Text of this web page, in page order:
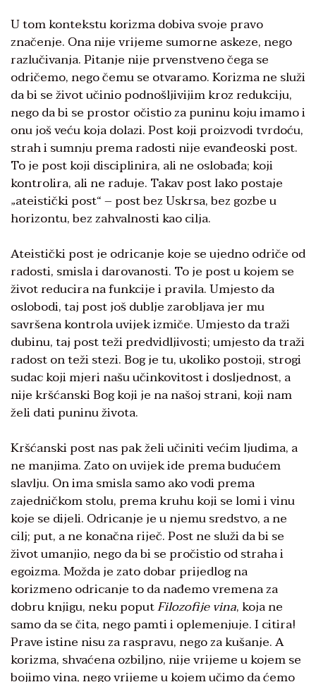
U tom kontekstu korizma dobiva svoje pravo
značenje. Ona nije vrijeme sumorne askeze, nego
razlučivanja. Pitanje nije prvenstveno čega se
odričemo, nego čemu se otvaramo. Korizma ne služi
da bi se život učinio podnošljivijim kroz redukciju,
nego da bi se prostor očistio za puninu koju imamo i
onu još veću koja dolazi. Post koji proizvodi tvrdoću,
strah i sumnju prema radosti nije evanđeoski post.
To je post koji disciplinira, ali ne oslobađa; koji
kontrolira, ali ne raduje. Takav post lako postaje
„ateistički post“ – post bez Uskrsa, bez gozbe u
horizontu, bez zahvalnosti kao cilja.
Ateistički post je odricanje koje se ujedno odriče od
radosti, smisla i darovanosti. To je post u kojem se
život reducira na funkcije i pravila. Umjesto da
oslobodi, taj post još dublje zarobljava jer mu
savršena kontrola uvijek izmiče. Umjesto da traži
dubinu, taj post teži predvidljivosti; umjesto da traži
radost on teži stezi. Bog je tu, ukoliko postoji, strogi
sudac koji mjeri našu učinkovitost i dosljednost, a
nije kršćanski Bog koji je na našoj strani, koji nam
želi dati puninu života.
Kršćanski post nas pak želi učiniti većim ljudima, a
ne manjima. Zato on uvijek ide prema budućem
slavlju. On ima smisla samo ako vodi prema
zajedničkom stolu, prema kruhu koji se lomi i vinu
koje se dijeli. Odricanje je u njemu sredstvo, a ne
cilj; put, a ne konačna riječ. Post ne služi da bi se
život umanjio, nego da bi se pročistio od straha i
egoizma. Možda je zato dobar prijedlog na
korizmeno odricanje to da nađemo vremena za
dobru knjigu, neku poputFilozofije vina, koja ne
samo da se čita, nego pamti i oplemenjuje. I citira!
Prave istine nisu za raspravu, nego za kušanje. A
korizma, shvaćena ozbiljno, nije vrijeme u kojem se
bojimo vina, nego vrijeme u kojem učimo da ćemo